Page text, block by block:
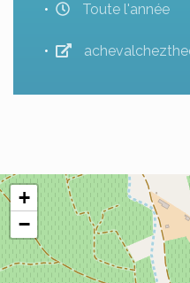
Toute l'année
+
−